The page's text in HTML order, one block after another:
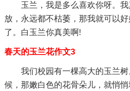
玉兰，我是多么喜欢你呀。
放，永远都不枯萎，那我就可以
了。白玉兰你真美啊!
春天的玉兰花作文3
我们校园有一棵高大的玉兰
候，那嫩白色的花骨朵儿，就悄悄